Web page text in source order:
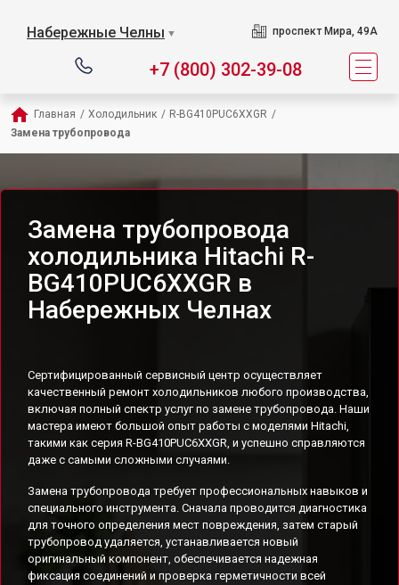
Набережные Челны ▼ проспект Мира, 49А
+7 (800) 302-39-08
Главная / Холодильник / R-BG410PUC6XXGR /
Замена трубопровода
Замена трубопровода
холодильника Hitachi R-
BG410PUC6XXGR в
Набережных Челнах
Сертифицированный сервисный центр осуществляет
качественный ремонт холодильников любого производства,
включая полный спектр услуг по замене трубопровода. Наши
мастера имеют большой опыт работы с моделями Hitachi,
такими как серия R-BG410PUC6XXGR, и успешно справляются
даже с самыми сложными случаями.
Замена трубопровода требует профессиональных навыков и
специального инструмента. Сначала проводится диагностика
для точного определения мест повреждения, затем старый
трубопровод удаляется, устанавливается новый
оригинальный компонент, обеспечивается надежная
фиксация соединений и проверка герметичности всей